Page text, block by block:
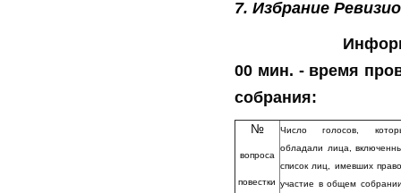
7. Избрание
Информация о
00 мин. - время
собрания:
№
вопроса
повестки
Число голосов,
обладали лица,
список лиц, имевших
участие в общем